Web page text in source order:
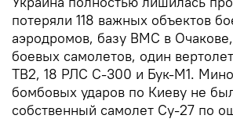
потеряли 118 важных объектов
аэродромов, базу ВМС в
боевых самолетов, один
TB2, 18 РЛС С-300 и Бук-М1.
бомбовых ударов по Киеву не
собственный самолет Су-27 по